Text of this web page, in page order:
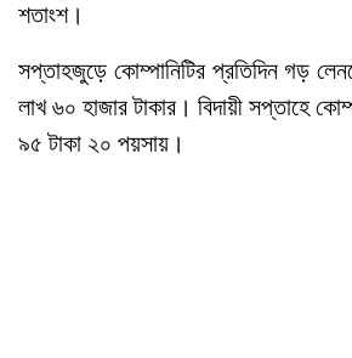
শতাংশ।
সপ্তাহজুড়ে কোম্পানিটির প্রতিদিন গড়
লাখ ৬০ হাজার টাকার। বিদায়ী সপ্তাহে
৯৫ টাকা ২০ পয়সায়।